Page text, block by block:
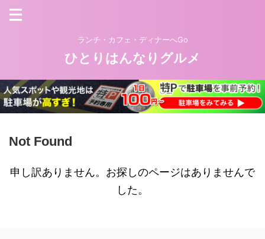
ランチ・カフェ・ディナーへGo
ひとりはんなりグルメ
Not Found
申し訳ありません。お探しのページはありませんで
した。